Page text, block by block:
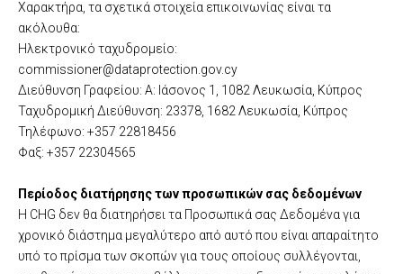
Χαρακτήρα, τα σχετικά στοιχεία επικοινωνίας είναι τα
ακόλουθα:
Ηλεκτρονικό ταχυδρομείο:
commissioner@dataprotection.gov.cy
Διεύθυνση Γραφείου: Α: Ιάσονος 1, 1082 Λευκωσία, Κύπρος
Ταχυδρομική Διεύθυνση: 23378, 1682 Λευκωσία, Κύπρος
Τηλέφωνο: +357 22818456
Φαξ: +357 22304565
Περίοδος διατήρησης των προσωπικών σας δεδομένων
Η CHG δεν θα διατηρήσει τα Προσωπικά σας Δεδομένα για
χρονικό διάστημα μεγαλύτερο από αυτό που είναι απαραίτητο
υπό το πρίσμα των σκοπών για τους οποίους συλλέγονται,